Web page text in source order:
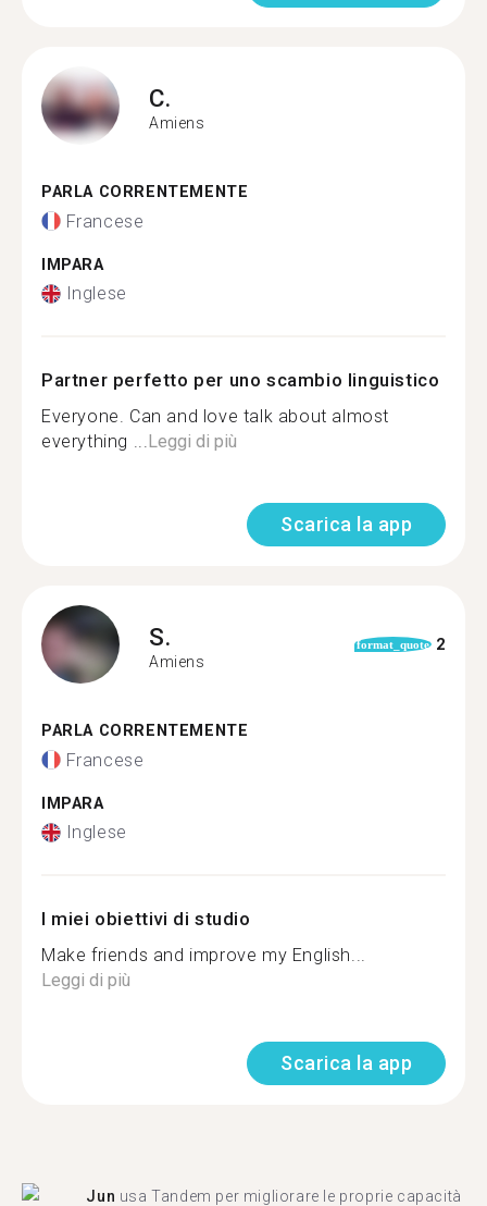
C.
Amiens
PARLA CORRENTEMENTE
Francese
IMPARA
Inglese
Partner perfetto per uno scambio linguistico
Everyone. Can and love talk about almost
everything ...Leggi di più
Scarica la app
S.
Amiens
format_quote 2
PARLA CORRENTEMENTE
Francese
IMPARA
Inglese
I miei obiettivi di studio
Make friends and improve my English...
Leggi di più
Scarica la app
Jun usa Tandem per migliorare le proprie capacità